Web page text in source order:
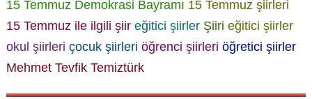
15 Temmuz Demokrasi Bayramı 15 Temmuz şiirleri
15 Temmuz ile ilgili şiir eğitici şiirler Şiiri eğitici şiirler
okul şiirleri çocuk şiirleri öğrenci şiirleri öğretici şiirler
Mehmet Tevfik Temiztürk